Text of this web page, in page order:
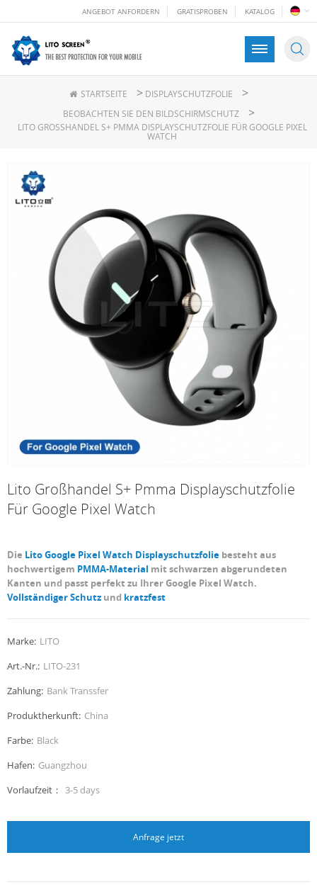
ANGEBOT ANFORDERN GRATISPROBEN KATALOG
STARTSEITE > DISPLAYSCHUTZFOLIE >
BEOBACHTEN SIE DEN BILDSCHIRMSCHUTZ >
LITO GROSSHANDEL S+ PMMA DISPLAYSCHUTZFOLIE FÜR GOOGLE PIXEL W
ATCH
Lito Großhandel S+ Pmma Displayschutzfolie
Für Google Pixel Watch
Die Lito Google Pixel Watch Displayschutzfolie besteht aus
hochwertigem PMMA-Material mit schwarzen abgerundeten
Kanten und passt perfekt zu Ihrer Google Pixel Watch.
Vollständiger Schutz und kratzfest
Marke: LITO
Art.-Nr.: LITO-231
Zahlung: Bank Transsfer
Produktherkunft: China
Farbe: Black
Hafen: Guangzhou
Vorlaufzeit： 3-5 days
Anfrage jetzt